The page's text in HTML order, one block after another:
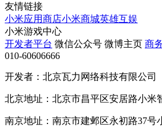
友情链接
小米应用商店小米商城英雄互娱
小米游戏中心
开发者平台 微信公众号 微博主页 商
010-60606666
开发者：北京瓦力网络科技有限公司
北京地址：北京市昌平区安居路小米
南京地址：南京市建邺区永初路37号